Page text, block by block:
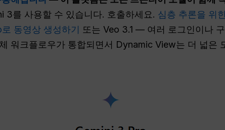
3를 사용할 수 있습니다. 호출하세요. 심층 추론을 위
동영상 생성하기 또는 Veo 3.1 — 여러 로그인이나
워크플로우가 통합되면서 Dynamic View는 더 넓은